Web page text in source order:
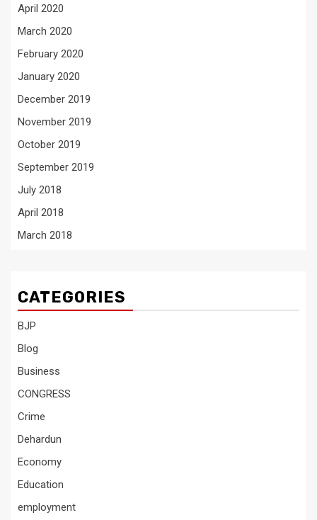
April 2020
March 2020
February 2020
January 2020
December 2019
November 2019
October 2019
September 2019
July 2018
April 2018
March 2018
CATEGORIES
BJP
Blog
Business
CONGRESS
Crime
Dehardun
Economy
Education
employment